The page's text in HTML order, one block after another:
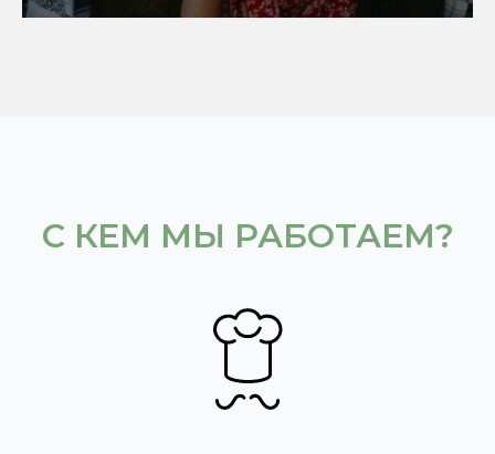
С КЕМ МЫ РАБОТАЕМ?